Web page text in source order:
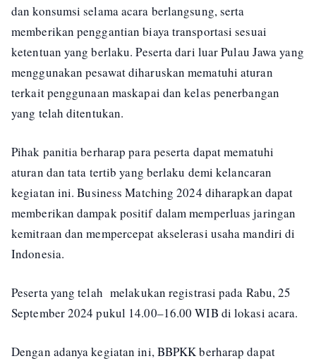
dan konsumsi selama acara berlangsung, serta
memberikan penggantian biaya transportasi sesuai
ketentuan yang berlaku. Peserta dari luar Pulau Jawa yang
menggunakan pesawat diharuskan mematuhi aturan
terkait penggunaan maskapai dan kelas penerbangan
yang telah ditentukan.
Pihak panitia berharap para peserta dapat mematuhi
aturan dan tata tertib yang berlaku demi kelancaran
kegiatan ini. Business Matching 2024 diharapkan dapat
memberikan dampak positif dalam memperluas jaringan
kemitraan dan mempercepat akselerasi usaha mandiri di
Indonesia.
Peserta yang telah melakukan registrasi pada Rabu, 25
September 2024 pukul 14.00–16.00 WIB di lokasi acara.
Dengan adanya kegiatan ini, BBPKK berharap dapat